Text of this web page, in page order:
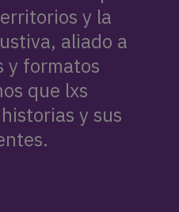
y la
aliado a
y formatos
que lxs
y sus